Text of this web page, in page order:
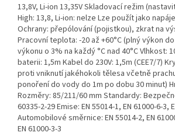
13,8V, Li-ion 13,35V Skladovací režim
High: 13,8, Li-ion: nelze Lze použít jako
Ochrany: přepólování (pojistkou), zkrat na
Pracovní teplota: -20 až +60°C (plný výkon
výkonu o 3% na každý °C nad 40°C Vlhkost:
baterii: 1,5m Kabel do 230V: 1,5m (CEE7/7)
proti vniknutí jakéhokoli tělesa včetně
ponoření do vody do 1m po dobu 30 minut)
Rozměry: 85/211/60 mm Standardy:
60335-2-29 Emise: EN 55014-1, EN 61000-6-3,
Automobilové směrnice: EN 55014-2, EN
EN 61000-3-3